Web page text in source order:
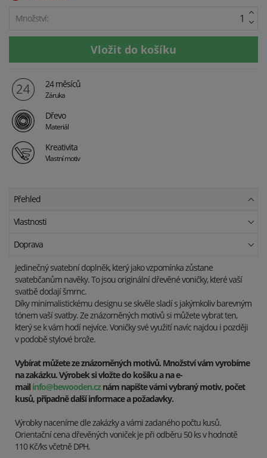
Množství:
24 měsíců
Záruka
Dřevo
Materiál
Kreativita
Vlastní motiv
Přehled
Vlastnosti
Doprava
Jedinečný svatební doplněk, který jako vzpomínka zůstane
svatebčanům navěky. To jsou originální dřevěné voničky, které vaší
svatbě dodají šmrnc.
Díky minimalistickému designu se skvěle sladí s jakýmkoliv barevným
tónem vaší svatby. Ze znázorněných motivů si můžete vybrat ten,
který se k vám hodí nejvíce. Voničky své využití navíc najdou i později
v podobě stylové brože.
Vybírat můžete ze znázorněných motivů. Množství vám vyrobíme
na zakázku. Výrobek si vložte do košíku a na e-
mail info@bewooden.cz nám napište vámi vybraný motiv, počet
kusů, případně další informace a požadavky.
Výrobky naceníme dle zakázky a vámi zadaného počtu kusů.
Orientační cena dřevěných voniček je při odběru 50 ks v hodnotě
110 Kč/ks včetně DPH.